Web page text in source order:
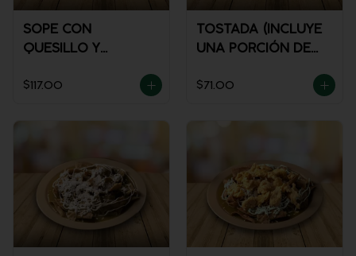
SOPE CON
QUESILLO Y
$117.00
TOSTADA (INCLUYE
UNA PORCIÓN DE
$71.00